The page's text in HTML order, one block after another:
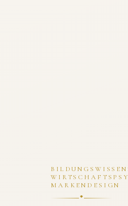
MARKENDESIGN